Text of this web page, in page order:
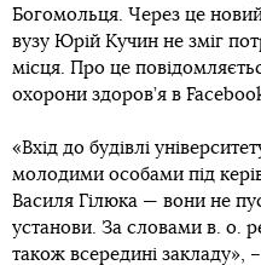
Богомольця. Через це новий
вузу Юрій Кучин не зміг
місця. Про це
охорони здоров’я в
«Вхід до будівлі
молодими особами під
Василя Гілюка — вони не
установи. За словами в. о.
також всередині закладу»,